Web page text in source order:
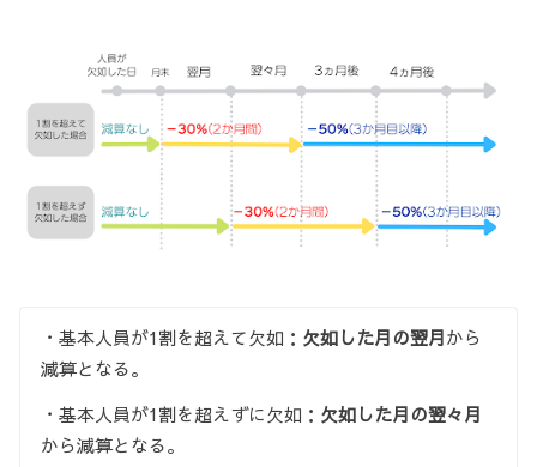
・基本人員が1割を超えて欠如： 欠如した月の翌月から
減算となる。
・基本人員が1割を超えずに欠如： 欠如した月の翌々月
から減算となる。